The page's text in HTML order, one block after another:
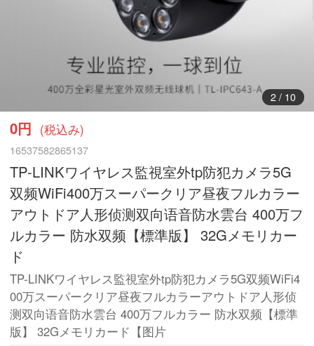
3/ 10
0円 (税込み)
16537582865137
TP-LINKワイヤレス監視室外tp防犯カメラ5G
双频WiFi400万スーパークリア昼夜フルカラー
アウトドア人形侦测双向语音防水雲台 400万フ
ルカラー 防水双频【標準版】 32Gメモリカー
ド
TP-LINKワイヤレス監視室外tp防犯カメラ5G双频WiFi4
00万スーパークリア昼夜フルカラーアウトドア人形侦
测双向语音防水雲台 400万フルカラー 防水双频【標準
版】 32Gメモリカード【图片